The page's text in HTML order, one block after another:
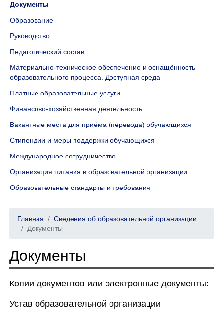
Документы
Образование
Руководство
Педагогический состав
Материально-техническое обеспечение и оснащённость
образовательного процесса. Доступная среда
Платные образовательные услуги
Финансово-хозяйственная деятельность
Вакантные места для приёма (перевода) обучающихся
Стипендии и меры поддержки обучающихся
Международное сотрудничество
Организация питания в образовательной организации
Образовательные стандарты и требования
Главная
Сведения об образовательной организации
Документы
Документы
Копии документов или электронные документы:
Устав образовательной организации